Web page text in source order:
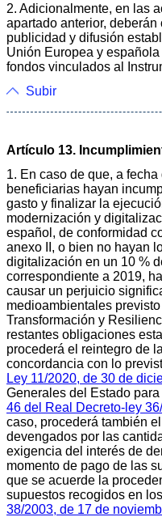
2. Adicionalmente, en las
apartado anterior,
publicidad y difusión
Unión Europea y
fondos vinculados al
Subir
Artículo 13.
1. En caso de que, a
beneficiarias hayan
gasto y finalizar la
modernización y
español, de conformidad
anexo II, o bien no hayan
digitalización en un 10 %
correspondiente a 2019,
causar un perjuicio
medioambientales
Transformación y
restantes obligaciones
procederá el reintegro de
concordancia con lo
Ley 11/2020, de 30 de
Generales del Estado
46 del Real Decreto-ley
caso, procederá también
devengados por las
exigencia del interés de
momento de pago de las
que se acuerde la
supuestos recogidos en los
38/2003, de 17 de